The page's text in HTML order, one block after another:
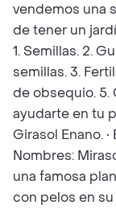
vendemos una
de tener un
1. Semillas. 2.
semillas. 3.
de obsequio.
ayudarte en tu
Girasol Enano.
Nombres:
una famosa
con pelos en